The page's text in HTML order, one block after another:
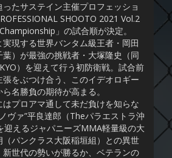
たサステイン主催プロフェッショ
SHOOTO 2021 Vol.2
」の試合順が決定。
現する世界バンタム級王者・岡田
）が最強の挑戦者・大塚隆史（同
）を迎えて行う初防衛戦。試合前
をぶつけ合う、このイデオロギー
名勝負の期待が高まる。
プロアマ通して未だ負けを知らな
ヴァ”平良達郎（Theパラエストラ沖
迎えるジャパニーズMMA軽量級の大
パンクラス大阪稲垣組）との異世
世代の勢いが勝るか、ベテランの